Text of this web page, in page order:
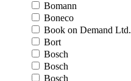
Bomann
Boneco
Book on Demand Ltd.
Bort
Bosch
Bosch
Bosch